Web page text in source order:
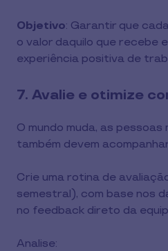
Objetivo: Garantir que
o valor daquilo que recebe
experiência positiva de
7. Avalie e otimize
O mundo muda, as
também devem
Crie uma rotina de
semestral), com base nos
no feedback direto da
Analise: